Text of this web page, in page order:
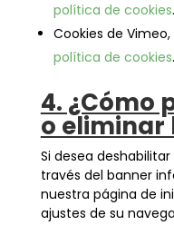
política de cookies.
Cookies de
política de cookies.
4. ¿Cómo
o eliminar
Si desea
través del banner
nuestra página de
ajustes de su